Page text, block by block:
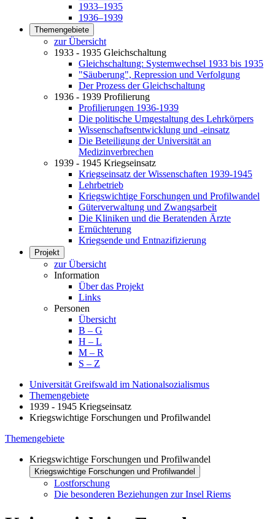
1933–1935
1936–1939
Themengebiete
zur Übersicht
1933 - 1935 Gleichschaltung
Gleichschaltung: Systemwechsel 1933 bis 1935
"Säuberung", Repression und Verfolgung
Der Prozess der Gleichschaltung
1936 - 1939 Profilierung
Profilierungen 1936-1939
Die politische Umgestaltung des Lehrkörpers
Wissenschaftsentwicklung und -einsatz
Die Beteiligung der Universität an
Medizinverbrechen
1939 - 1945 Kriegseinsatz
Kriegseinsatz der Wissenschaften 1939-1945
Lehrbetrieb
Kriegswichtige Forschungen und Profilwandel
Güterverwaltung und Zwangsarbeit
Die Kliniken und die Beratenden Ärzte
Ernüchterung
Kriegsende und Entnazifizierung
Projekt
zur Übersicht
Information
Über das Projekt
Links
Personen
Übersicht
B – G
H – L
M – R
S – Z
Universität Greifswald im Nationalsozialismus
Themengebiete
1939 - 1945 Kriegseinsatz
Kriegswichtige Forschungen und Profilwandel
Themengebiete
Kriegswichtige Forschungen und Profilwandel
Kriegswichtige Forschungen und Profilwandel
Lostforschung
Die besonderen Beziehungen zur Insel Riems